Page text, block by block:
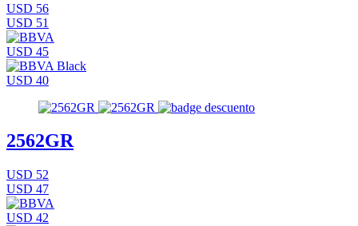
USD 56
USD 51
USD 45
USD 40
2562GR
USD 52
USD 47
USD 42